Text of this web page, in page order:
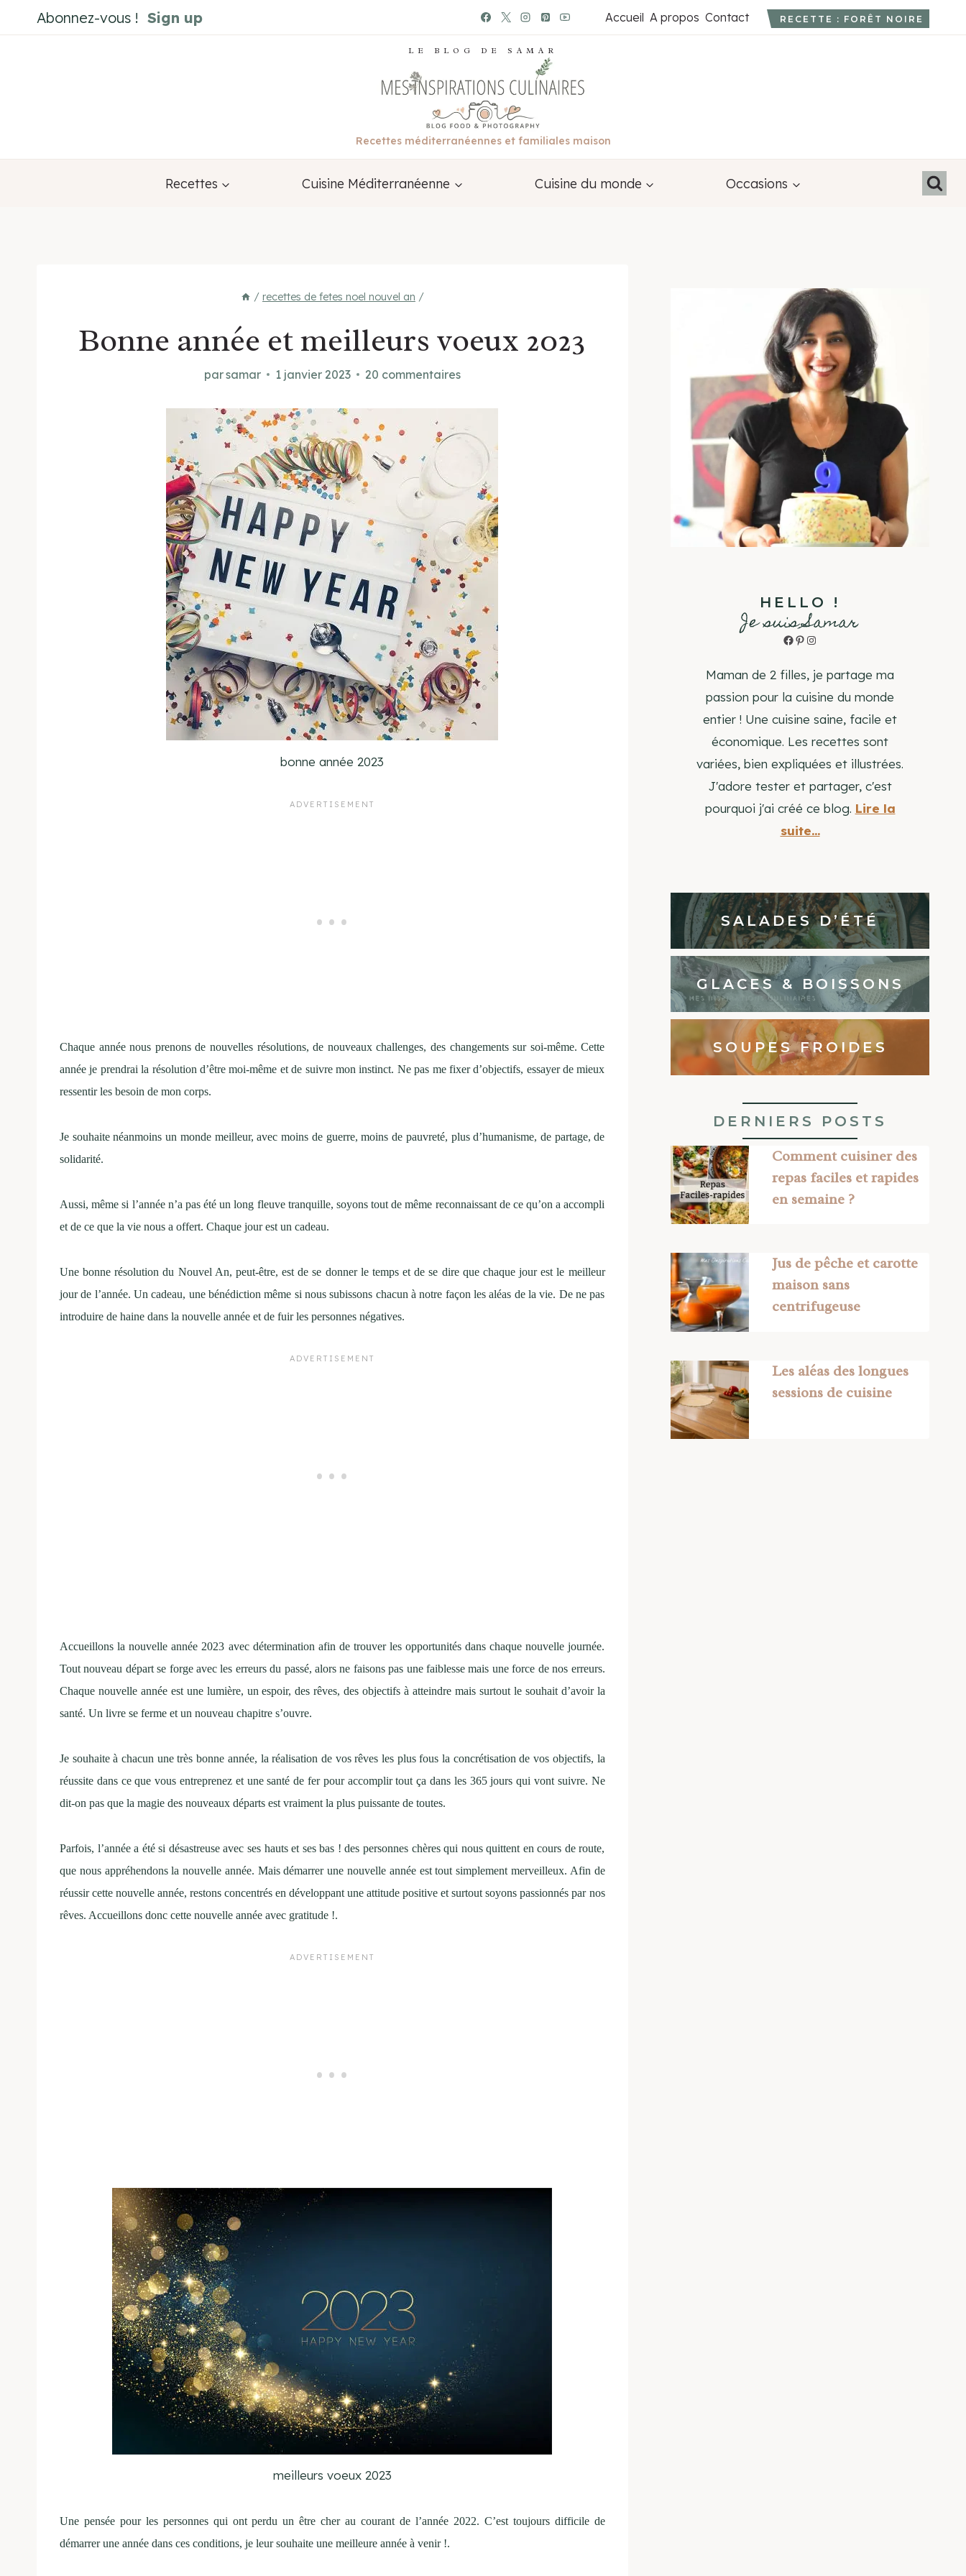
au
Abonnez-vous ! Sign up Accueil A propos Contact RECETTE : FORÊT NOIRE
LE BLOG DE SAMAR
Recettes méditerranéennes et familiales maison
Recettes Cuisine Méditerranéenne Cuisine du monde Occasions
/ recettes de fetes noel nouvel an /
Bonne année et meilleurs voeux 2023
parsamar 1 janvier 2023 20 commentaires
bonne année 2023
Chaque année nous prenons de nouvelles résolutions, de nouveaux challenges, des changements sur soi-même. Cette
année je prendrai la résolution d’être moi-même et de suivre mon instinct. Ne pas me fixer d’objectifs, essayer de mieux
ressentir les besoin de mon corps.
Je souhaite néanmoins un monde meilleur, avec moins de guerre, moins de pauvreté, plus d’humanisme, de partage, de
solidarité.
Aussi, même si l’année n’a pas été un long fleuve tranquille, soyons tout de même reconnaissant de ce qu’on a accompli
et de ce que la vie nous a offert. Chaque jour est un cadeau.
Une bonne résolution du Nouvel An, peut-être, est de se donner le temps et de se dire que chaque jour est le meilleur
jour de l’année. Un cadeau, une bénédiction même si nous subissons chacun à notre façon les aléas de la vie. De ne pas
introduire de haine dans la nouvelle année et de fuir les personnes négatives.
Accueillons la nouvelle année 2023 avec détermination afin de trouver les opportunités dans chaque nouvelle journée.
Tout nouveau départ se forge avec les erreurs du passé, alors ne faisons pas une faiblesse mais une force de nos erreurs.
Chaque nouvelle année est une lumière, un espoir, des rêves, des objectifs à atteindre mais surtout le souhait d’avoir la
santé. Un livre se ferme et un nouveau chapitre s’ouvre.
Je souhaite à chacun une très bonne année, la réalisation de vos rêves les plus fous la concrétisation de vos objectifs, la
réussite dans ce que vous entreprenez et une santé de fer pour accomplir tout ça dans les 365 jours qui vont suivre. Ne
dit-on pas que la magie des nouveaux départs est vraiment la plus puissante de toutes.
Parfois, l’année a été si désastreuse avec ses hauts et ses bas ! des personnes chères qui nous quittent en cours de route,
que nous appréhendons la nouvelle année. Mais démarrer une nouvelle année est tout simplement merveilleux. Afin de
réussir cette nouvelle année, restons concentrés en développant une attitude positive et surtout soyons passionnés par nos
rêves. Accueillons donc cette nouvelle année avec gratitude !.
meilleurs voeux 2023
Une pensée pour les personnes qui ont perdu un être cher au courant de l’année 2022. C’est toujours difficile de
démarrer une année dans ces conditions, je leur souhaite une meilleure année à venir !.
HELLO !
Je suis Samar
Facebook
Pinterest
Instagram
Maman de 2 filles, je partage ma
passion pour la cuisine du monde
entier ! Une cuisine saine, facile et
économique. Les recettes sont
variées, bien expliquées et illustrées.
J'adore tester et partager, c'est
pourquoi j'ai créé ce blog. Lire la
suite...
SALADES D’ÉTÉ
GLACES & BOISSONS
SOUPES FROIDES
DERNIERS POSTS
Comment cuisiner des
repas faciles et rapides
en semaine ?
Jus de pêche et carotte
maison sans
centrifugeuse
Les aléas des longues
sessions de cuisine